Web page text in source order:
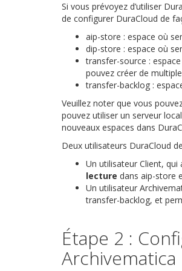
Si vous prévoyez d’utiliser
de configurer DuraCloud de
aip-store : espace où
dip-store : espace où
transfer-source :
pouvez créer de
transfer-backlog :
Veuillez noter que vous
pouvez utiliser un serveur
nouveaux espaces dans
Deux utilisateurs DuraCloud
Un utilisateur Client, qui
lecture dans aip-store
Un utilisateur
transfer-backlog, et
Étape 2 :
Archivematica